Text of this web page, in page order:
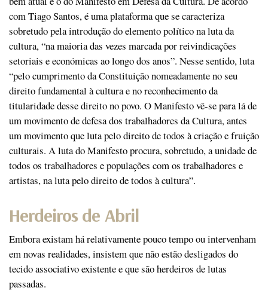
com Tiago Santos, é uma plataforma que se caracteriza
sobretudo pela introdução do elemento político na luta da
cultura, “na maioria das vezes marcada por reivindicações
setoriais e económicas ao longo dos anos”. Nesse sentido, luta
“pelo cumprimento da Constituição nomeadamente no seu
direito fundamental à cultura e no reconhecimento da
titularidade desse direito no povo. O Manifesto vê-se para lá de
um movimento de defesa dos trabalhadores da Cultura, antes
um movimento que luta pelo direito de todos à criação e fruição
culturais. A luta do Manifesto procura, sobretudo, a unidade de
todos os trabalhadores e populações com os trabalhadores e
artistas, na luta pelo direito de todos à cultura”.
Herdeiros de Abril
Embora existam há relativamente pouco tempo ou intervenham
em novas realidades, insistem que não estão desligados do
tecido associativo existente e que são herdeiros de lutas
passadas.